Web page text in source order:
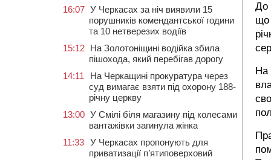
До
що
На
16:07 У Черкасах за ніч виявили 15
порушників комендантської години
та 10 нетверезих водіїв
15:12 На Золотоніщині водійка збила
пішохода, який перебігав дорогу
14:11
На Черкащині прокуратура через
суд вимагає взяти під охорону 188-
річну церкву
13:00 У Смілі біля магазину під колесами
вантажівки загинула жінка
11:33 У Черкасах пропонують для
приватизації п’ятиповерховий